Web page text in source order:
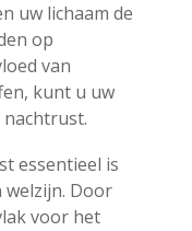
uw lichaam de
op
van
kunt u uw
essentieel is
welzijn. Door
voor het